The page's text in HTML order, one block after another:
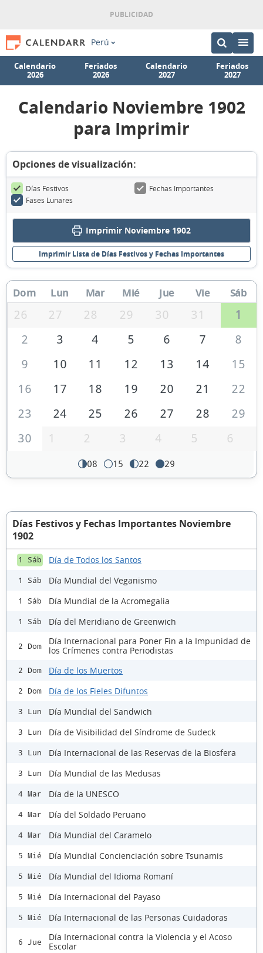
Perú
Calendario
2026
Feriados
2026
Calendario
2027
Feriados
2027
Calendario Noviembre 1902
para Imprimir
Opciones de visualización:
Días Festivos
Fechas Importantes
Fases Lunares
Imprimir Noviembre 1902
Imprimir Lista de Días Festivos y Fechas Importantes
Dom Lun Mar Mié Jue Vie Sáb
26 27 28 29 30 31
1
2
3 4 5 6 7
8
9
10 11 12 13 14
15
16
17 18 19 20 21
22
23
24 25 26 27 28
29
30
1 2 3 4 5 6
08 15 22 29
Días Festivos y Fechas Importantes Noviembre
1902
1 Sáb Día de Todos los Santos
1 Sáb Día Mundial del Veganismo
1 Sáb Día Mundial de la Acromegalia
1 Sáb Día del Meridiano de Greenwich
2 Dom
Día Internacional para Poner Fin a la Impunidad de
los Crímenes contra Periodistas
2 Dom Día de los Muertos
2 Dom Día de los Fieles Difuntos
3 Lun Día Mundial del Sandwich
3 Lun Día de Visibilidad del Síndrome de Sudeck
3 Lun Día Internacional de las Reservas de la Biosfera
3 Lun Día Mundial de las Medusas
4 Mar Día de la UNESCO
4 Mar Día del Soldado Peruano
4 Mar Día Mundial del Caramelo
5 Mié Día Mundial Concienciación sobre Tsunamis
5 Mié Día Mundial del Idioma Romaní
5 Mié Día Internacional del Payaso
5 Mié Día Internacional de las Personas Cuidadoras
6 Jue
Día Internacional contra la Violencia y el Acoso
Escolar